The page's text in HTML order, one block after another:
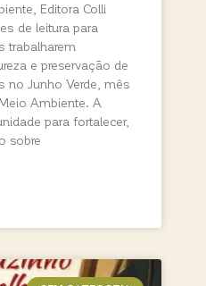
Editora Colli
de leitura para
trabalharem
e preservação de
no Junho Verde, mês
Ambiente. A
para fortalecer,
sobre